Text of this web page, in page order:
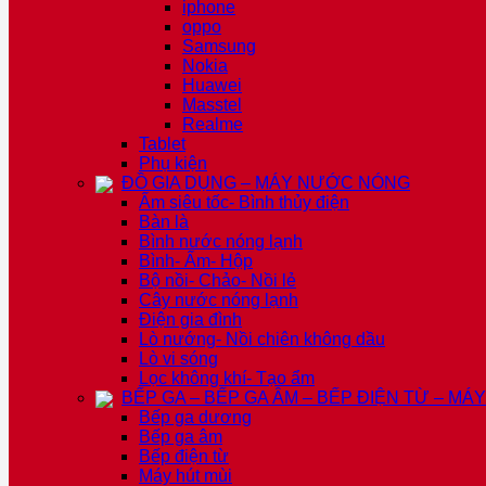
iphone
oppo
Samsung
Nokia
Huawei
Masstel
Realme
Tablet
Phụ kiện
ĐỒ GIA DỤNG – MÁY NƯỚC NÓNG
Ấm siêu tốc- Bình thủy điện
Bàn là
Bình nước nóng lạnh
Bình- Ấm- Hộp
Bộ nồi- Chảo- Nồi lẻ
Cây nước nóng lạnh
Điện gia đình
Lò nướng- Nồi chiên không dầu
Lò vi sóng
Lọc không khí- Tạo ẩm
BẾP GA – BẾP GA ÂM – BẾP ĐIỆN TỪ – MÁY
Bếp ga dương
Bếp ga âm
Bếp điện từ
Máy hút mùi